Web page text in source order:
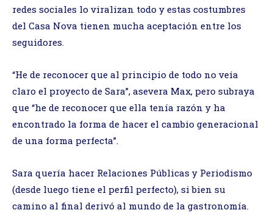
redes sociales lo viralizan todo y estas costumbres
del Casa Nova tienen mucha aceptación entre los
seguidores.
“He de reconocer que al principio de todo no veía
claro el proyecto de Sara”, asevera Max, pero subraya
que “he de reconocer que ella tenía razón y ha
encontrado la forma de hacer el cambio generacional
de una forma perfecta”.
Sara quería hacer Relaciones Públicas y Periodismo
(desde luego tiene el perfil perfecto), si bien su
camino al final derivó al mundo de la gastronomía.